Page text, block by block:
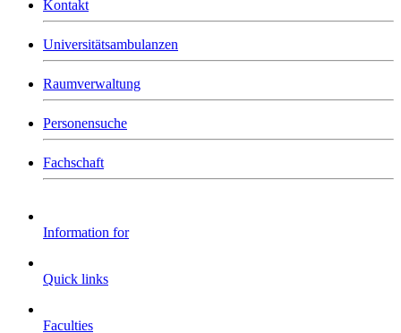
Kontakt
Universitätsambulanzen
Raumverwaltung
Personensuche
Fachschaft
Information for
Quick links
Faculties